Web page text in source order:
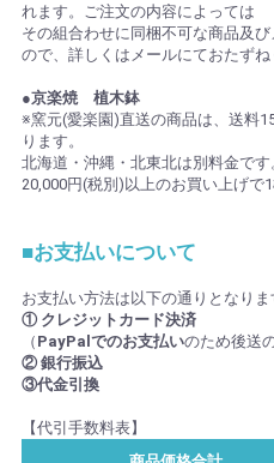
れます。ご注文の内容によっては
その組合わせに同梱不可な商品及
ので、詳しくはメールにておたずね
●京楽焼 植木鉢
※窯元(愛楽園)直送の商品は、送料
ります。
北海道・沖縄・北東北は別料金です
20,000円(税別)以上のお買い上げで
■お支払いについて
お支払い方法は以下の通りとなりま
① クレジットカード決済
（ PayPalでのお支払いのため後送
② 銀行振込
③代金引換
【代引手数料表】